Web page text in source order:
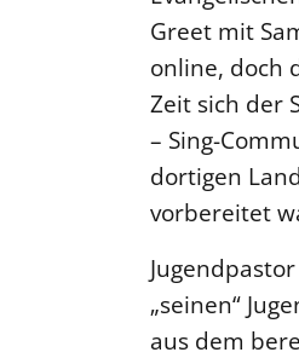
Greet mit
online, doch
Zeit sich der
– Sing-
dortigen
vorbereitet
„seinen“
aus dem